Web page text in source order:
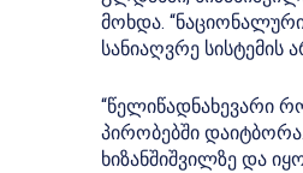
მოხდა.
სანიაღვრე სისტემის
“წელიწადნახევარი
პირობებში
ხიზანშიშვილზე და